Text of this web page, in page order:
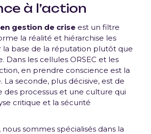
à l’action
gestion de crise est un filtre
la réalité et hiérarchise les
la base de la réputation plutôt que
Dans les cellules ORSEC et les
en prendre conscience est la
seconde, plus décisive, est de
processus et une culture qui
critique et la sécurité
, nous sommes spécialisés dans la